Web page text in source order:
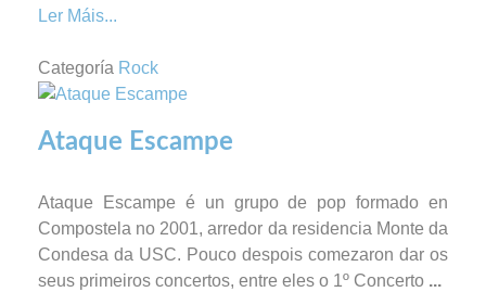
Ler Máis...
Categoría Rock
Ataque Escampe
Ataque Escampe é un grupo de pop formado en
Compostela no 2001, arredor da residencia Monte da
Condesa da USC. Pouco despois comezaron dar os
seus primeiros concertos, entre eles o 1º Concerto ...